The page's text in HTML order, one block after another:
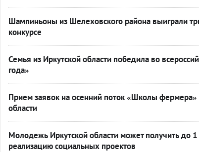
Шампиньоны из Шелеховского района выиграли
конкурсе
Семья из Иркутской области победила во
года»
Прием заявок на осенний поток «Школы фермера»
области
Молодежь Иркутской области может получить до
реализацию социальных проектов